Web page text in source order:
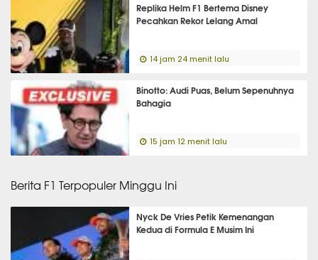
Replika Helm F1 Bertema Disney
Pecahkan Rekor Lelang Amal
14 jam 24 menit lalu
Binotto: Audi Puas, Belum Sepenuhnya
Bahagia
15 jam 12 menit lalu
Berita F1 Terpopuler Minggu Ini
Nyck De Vries Petik Kemenangan
Kedua di Formula E Musim Ini